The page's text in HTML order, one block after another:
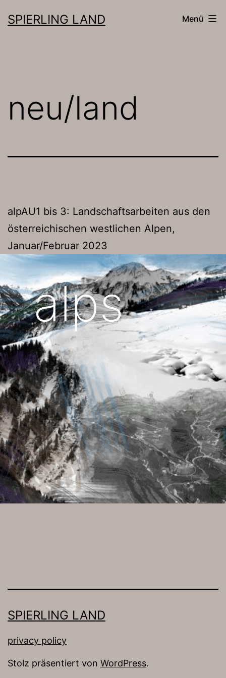
Inhalt
SPIERLING LAND Menü
neu/land
alpAU1 bis 3: Landschaftsarbeiten aus den
österreichischen westlichen Alpen,
Januar/Februar 2023
alps
SPIERLING LAND
privacy policy
Stolz präsentiert von WordPress.